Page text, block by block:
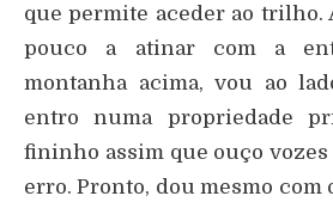
que permite aceder ao trilho.
pouco a atinar com a
montanha acima, vou ao
entro numa propriedade
fininho assim que ouço vozes
erro. Pronto, dou mesmo com